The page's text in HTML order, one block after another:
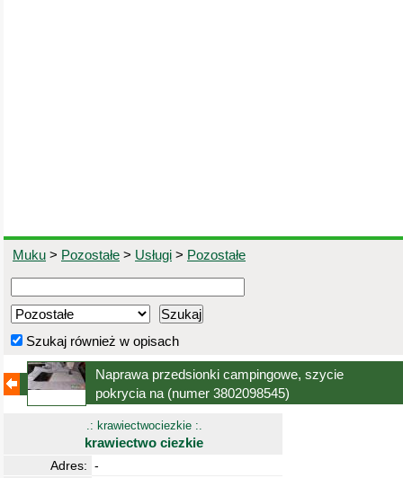
Muku > Pozostałe > Usługi > Pozostałe
Szukaj również w opisach
Naprawa przedsionki campingowe, szycie
pokrycia na (numer 3802098545)
.: krawiectwociezkie :.
krawiectwo ciezkie
Adres: -